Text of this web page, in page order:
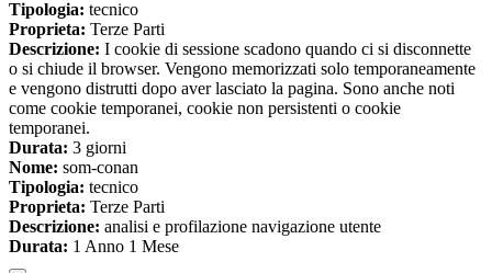
Tipologia: tecnico
Proprieta: Terze Parti
Descrizione: I cookie di sessione scadono quando ci si disconnette
o si chiude il browser. Vengono memorizzati solo temporaneamente
e vengono distrutti dopo aver lasciato la pagina. Sono anche noti
come cookie temporanei, cookie non persistenti o cookie
temporanei.
Durata: 3 giorni
Nome: som-conan
Tipologia: tecnico
Proprieta: Terze Parti
Descrizione: analisi e profilazione navigazione utente
Durata: 1 Anno 1 Mese